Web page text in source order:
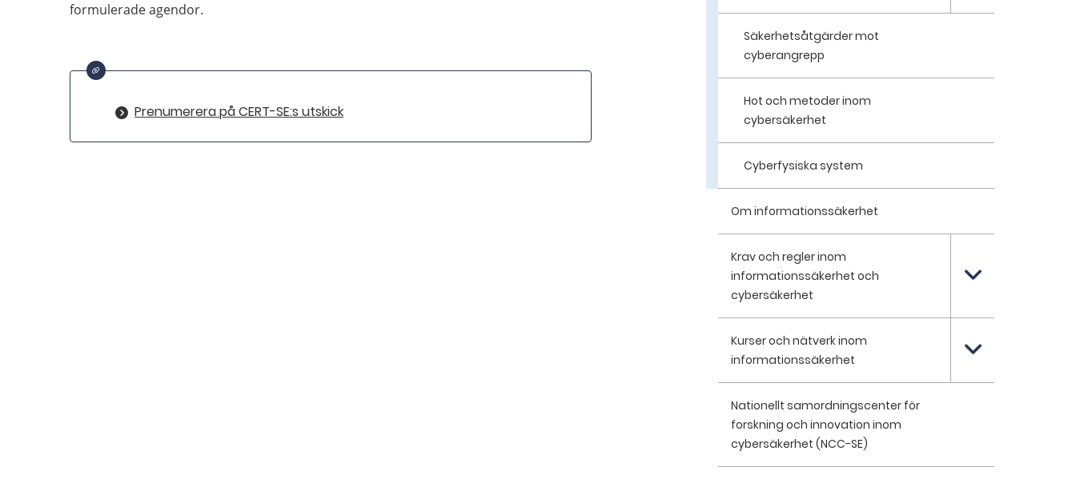
formulerade agendor.
Prenumerera på CERT-SE:s utskick
Säkerhetsåtgärder mot
cyberangrepp
Hot och metoder inom
cybersäkerhet
Cyberfysiska system
Om informationssäkerhet
Krav och regler inom
informationssäkerhet och
cybersäkerhet
Kurser och nätverk inom
informationssäkerhet
Nationellt samordningscenter för
forskning och innovation inom
cybersäkerhet (NCC-SE)